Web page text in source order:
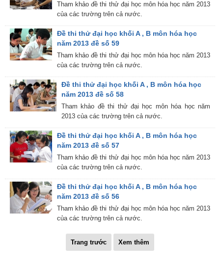
Tham khảo đề thi thử đại học môn hóa học năm 2013
của các trường trên cả nước.
Đề thi thử đại học khối A , B môn hóa học
năm 2013 đề số 59
Tham khảo đề thi thử đại học môn hóa học năm 2013
của các trường trên cả nước.
Đề thi thử đại học khối A , B môn hóa học
năm 2013 đề số 58
Tham khảo đề thi thử đại học môn hóa học năm
2013 của các trường trên cả nước.
Đề thi thử đại học khối A , B môn hóa học
năm 2013 đề số 57
Tham khảo đề thi thử đại học môn hóa học năm 2013
của các trường trên cả nước.
Đề thi thử đại học khối A , B môn hóa học
năm 2013 đề số 56
Tham khảo đề thi thử đại học môn hóa học năm 2013
của các trường trên cả nước.
Trang trước Xem thêm